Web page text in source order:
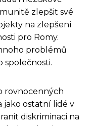
zlepšit své
na zlepšení
pro Romy.
problémů
společnosti.
rovnocenných
jako ostatní lidé v
diskriminaci na